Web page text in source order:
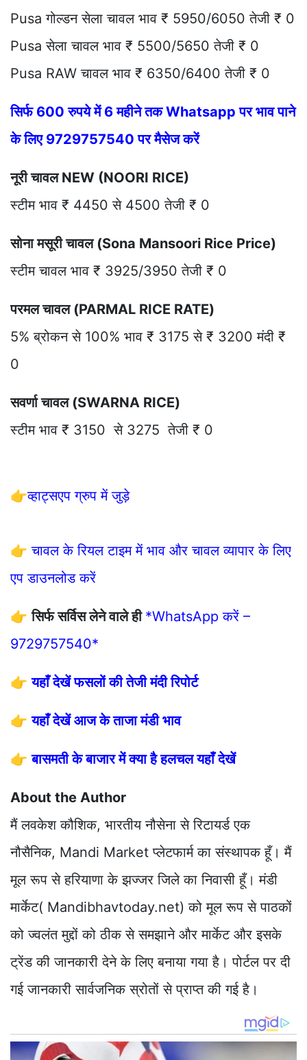
Pusa गोल्डन सेला चावल भाव ₹ 5950/6050 तेजी ₹ 0
Pusa सेला चावल भाव ₹ 5500/5650 तेजी ₹ 0
Pusa RAW चावल भाव ₹ 6350/6400 तेजी ₹ 0
सिर्फ 600 रुपये में 6 महीने तक Whatsapp पर भाव पाने
के लिए 9729757540 पर मैसेज करें
नूरी चावल NEW (NOORI RICE)
स्टीम भाव ₹ 4450 से 4500 तेजी ₹ 0
सोना मसूरी चावल (Sona Mansoori Rice Price)
स्टीम चावल भाव ₹ 3925/3950 तेजी ₹ 0
परमल चावल (PARMAL RICE RATE)
5% ब्रोकन से 100% भाव ₹ 3175 से ₹ 3200 मंदी ₹
0
सवर्णा चावल (SWARNA RICE)
स्टीम भाव ₹ 3150 से 3275 तेजी ₹ 0
👉व्हाट्सएप ग्रुप में जुड़े
👉चावल के रियल टाइम में भाव और चावल व्यापार के लिए
एप डाउनलोड करें
👉सिर्फ सर्विस लेने वाले ही *WhatsApp करें –
9729757540*
👉यहाँ देखें फसलों की तेजी मंदी रिपोर्ट
👉यहाँ देखें आज के ताजा मंडी भाव
👉बासमती के बाजार में क्या है हलचल यहाँ देखें
About the Author
मैं लवकेश कौशिक, भारतीय नौसेना से रिटायर्ड एक
नौसैनिक, Mandi Market प्लेटफार्म का संस्थापक हूँ। मैं
मूल रूप से हरियाणा के झज्जर जिले का निवासी हूँ। मंडी
मार्केट( Mandibhavtoday.net) को मूल रूप से पाठकों
को ज्वलंत मुद्दों को ठीक से समझाने और मार्केट और इसके
ट्रेंड की जानकारी देने के लिए बनाया गया है। पोर्टल पर दी
गई जानकारी सार्वजनिक स्रोतों से प्राप्त की गई है।